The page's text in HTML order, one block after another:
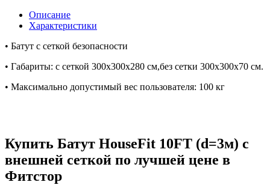
Описание
Характеристики
• Батут с сеткой безопасности
• Габариты: с сеткой 300х300х280 см,без сетки 300х300х70 см.
• Максимально допустимый вес пользователя: 100 кг
Купить Батут HouseFit 10FT (d=3м) с
внешней сеткой по лучшей цене в
Фитстор